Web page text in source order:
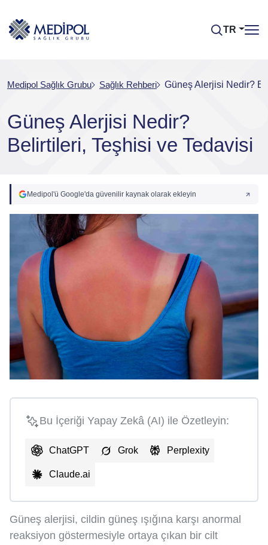
TR
Medipol Sağlık Grubu Sağlık Rehberi Güneş Alerjisi Nedir?
Güneş Alerjisi Nedir?
Belirtileri, Teşhisi ve Tedavisi
Medipol'ü Google'da güvenilir kaynak olarak ekleyin
Bu İçeriği Yapay Zekâ (AI) ile Özetleyin:
ChatGPT Grok Perplexity
Claude.ai
Güneş alerjisi, cildin güneş ışığına karşı anormal
reaksiyon göstermesiyle ortaya çıkan bir cilt